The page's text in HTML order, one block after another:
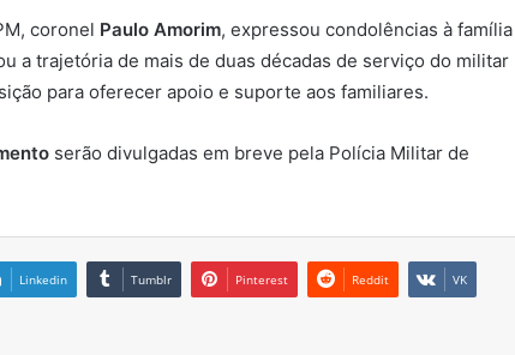
coronel Paulo Amorim, expressou condolências à família
a trajetória de mais de duas décadas de serviço do militar
para oferecer apoio e suporte aos familiares.
serão divulgadas em breve pela Polícia Militar de
Linkedin Tumblr Pinterest Reddit VK